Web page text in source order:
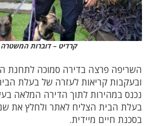
קרדיט – דוברות המשטרה
השריפה פרצה בדירה סמוכה לתחנת
ובעקבות קריאות לעזרה של בעלת
נכנס במהירות לתוך הדירה המלאה
בעלת הבית הצליח לאתר ולחלץ את
בסכנת חיים מיידית.